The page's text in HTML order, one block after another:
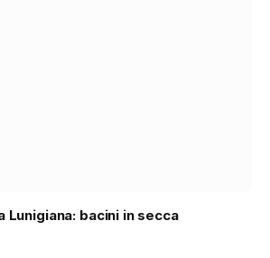
Lunigiana: bacini in secca